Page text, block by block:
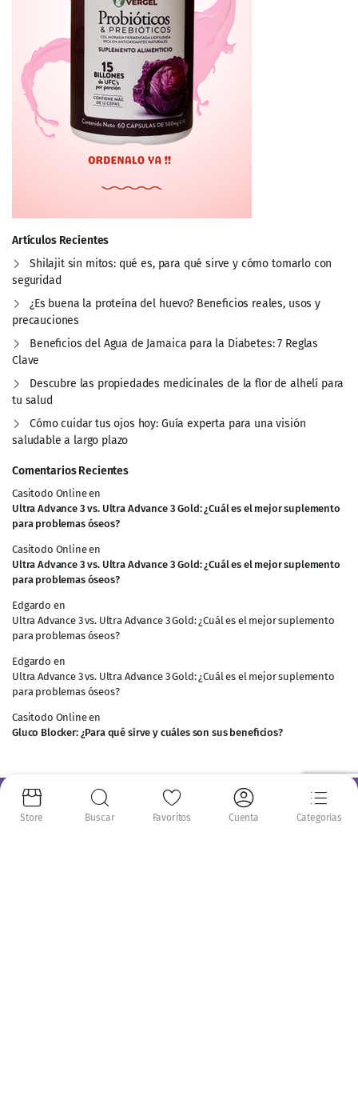
Artículos Recientes
Shilajit sin mitos: qué es, para qué sirve y cómo tomarlo con
seguridad
¿Es buena la proteína del huevo? Beneficios reales, usos y
precauciones
Beneficios del Agua de Jamaica para la Diabetes: 7 Reglas
Clave
Descubre las propiedades medicinales de la flor de alhelí para
tu salud
Cómo cuidar tus ojos hoy: Guía experta para una visión
saludable a largo plazo
Comentarios Recientes
Casitodo Onlineen
Ultra Advance 3 vs. Ultra Advance 3 Gold: ¿Cuál es el mejor suplemento
para problemas óseos?
Casitodo Onlineen
Ultra Advance 3 vs. Ultra Advance 3 Gold: ¿Cuál es el mejor suplemento
para problemas óseos?
Edgardo en
Ultra Advance 3 vs. Ultra Advance 3 Gold: ¿Cuál es el mejor suplemento
para problemas óseos?
Edgardo en
Ultra Advance 3 vs. Ultra Advance 3 Gold: ¿Cuál es el mejor suplemento
para problemas óseos?
Casitodo Onlineen
Gluco Blocker: ¿Para qué sirve y cuáles son sus beneficios?
Información
Nosotros
Store Buscar Favoritos Cuenta Categorías